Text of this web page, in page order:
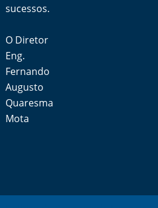
sucessos.
O Diretor
Eng.
Fernando
Augusto
Quaresma
Mota